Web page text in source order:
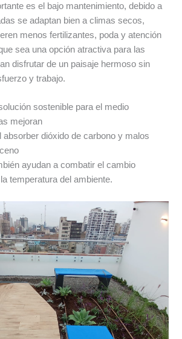
es el bajo mantenimiento, debido a
se adaptan bien a climas secos,
menos fertilizantes, poda y atención
sea una opción atractiva para las
disfrutar de un paisaje hermoso sin
y trabajo.
sostenible para el medio
mejoran
absorber dióxido de carbono y malos
ayudan a combatir el cambio
temperatura del ambiente.